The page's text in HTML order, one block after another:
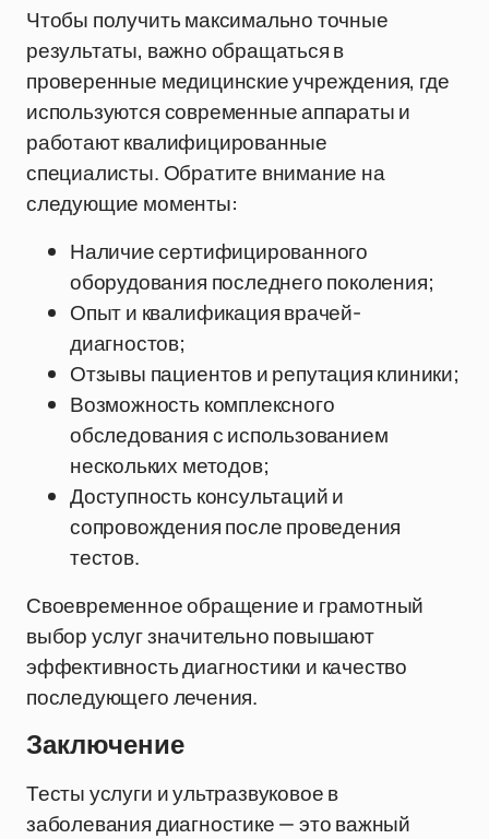
Чтобы получить максимально точные
результаты, важно обращаться в
проверенные медицинские учреждения, где
используются современные аппараты и
работают квалифицированные
специалисты. Обратите внимание на
следующие моменты:
Наличие сертифицированного
оборудования последнего поколения;
Опыт и квалификация врачей-
диагностов;
Отзывы пациентов и репутация клиники;
Возможность комплексного
обследования с использованием
нескольких методов;
Доступность консультаций и
сопровождения после проведения
тестов.
Своевременное обращение и грамотный
выбор услуг значительно повышают
эффективность диагностики и качество
последующего лечения.
Заключение
Тесты услуги и ультразвуковое в
заболевания диагностике — это важный